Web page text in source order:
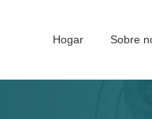
Hogar Sobre